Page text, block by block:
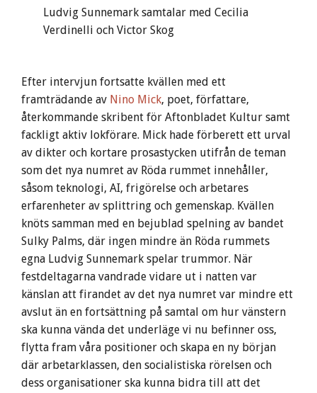
Ludvig Sunnemark samtalar med Cecilia
Verdinelli och Victor Skog
Efter intervjun fortsatte kvällen med ett
framträdande av Nino Mick, poet, författare,
återkommande skribent för Aftonbladet Kultur samt
fackligt aktiv lokförare. Mick hade förberett ett urval
av dikter och kortare prosastycken utifrån de teman
som det nya numret av Röda rummet innehåller,
såsom teknologi, AI, frigörelse och arbetares
erfarenheter av splittring och gemenskap. Kvällen
knöts samman med en bejublad spelning av bandet
Sulky Palms, där ingen mindre än Röda rummets
egna Ludvig Sunnemark spelar trummor. När
festdeltagarna vandrade vidare ut i natten var
känslan att firandet av det nya numret var mindre ett
avslut än en fortsättning på samtal om hur vänstern
ska kunna vända det underläge vi nu befinner oss,
flytta fram våra positioner och skapa en ny början
där arbetarklassen, den socialistiska rörelsen och
dess organisationer ska kunna bidra till att det